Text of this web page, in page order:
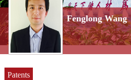
Fenglong Wang
Patents